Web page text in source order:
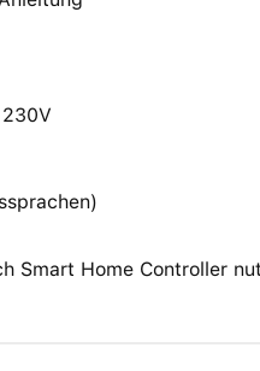
Smart Home Controller